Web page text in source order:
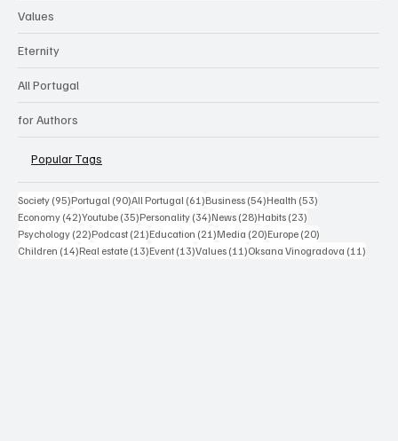
Values
Eternity
All Portugal
for Authors
Popular Tags
Society (95)95 posts
Portugal (90)90 posts
All Portugal (61)61 posts
Business (54)54 posts
Health (53)
Economy (42)42 posts
Youtube (35)35 posts
Personality (34)34 posts
News (28)28 posts
Habits (23)
Psychology (22)22 posts
Podcast (21)21 posts
Education (21)21 posts
Media (20)20 posts
Europe (20)
Children (14)14 posts
Real estate (13)13 posts
Event (13)13 posts
Values (11)11 posts
Oksana Vinogradova (11)